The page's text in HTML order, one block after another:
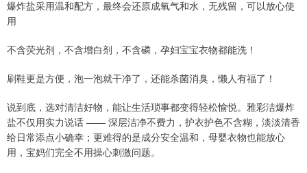
爆炸盐采用温和配方，最终会还原成氧气和水，无残留，可以放心使
用
不含荧光剂，不含增白剂，不含磷，孕妇宝宝衣物都能洗！
刷鞋更是方便，泡一泡就干净了，还能杀菌消臭，懒人有福了！
说到底，选对清洁好物，能让生活琐事都变得轻松愉悦。雅彩洁爆炸
盐不仅用实力说话 —— 深层洁净不费力，护衣护色不含糊，淡淡清香
给日常添点小确幸；更难得的是成分安全温和，母婴衣物也能放心
用，宝妈们完全不用操心刺激问题。